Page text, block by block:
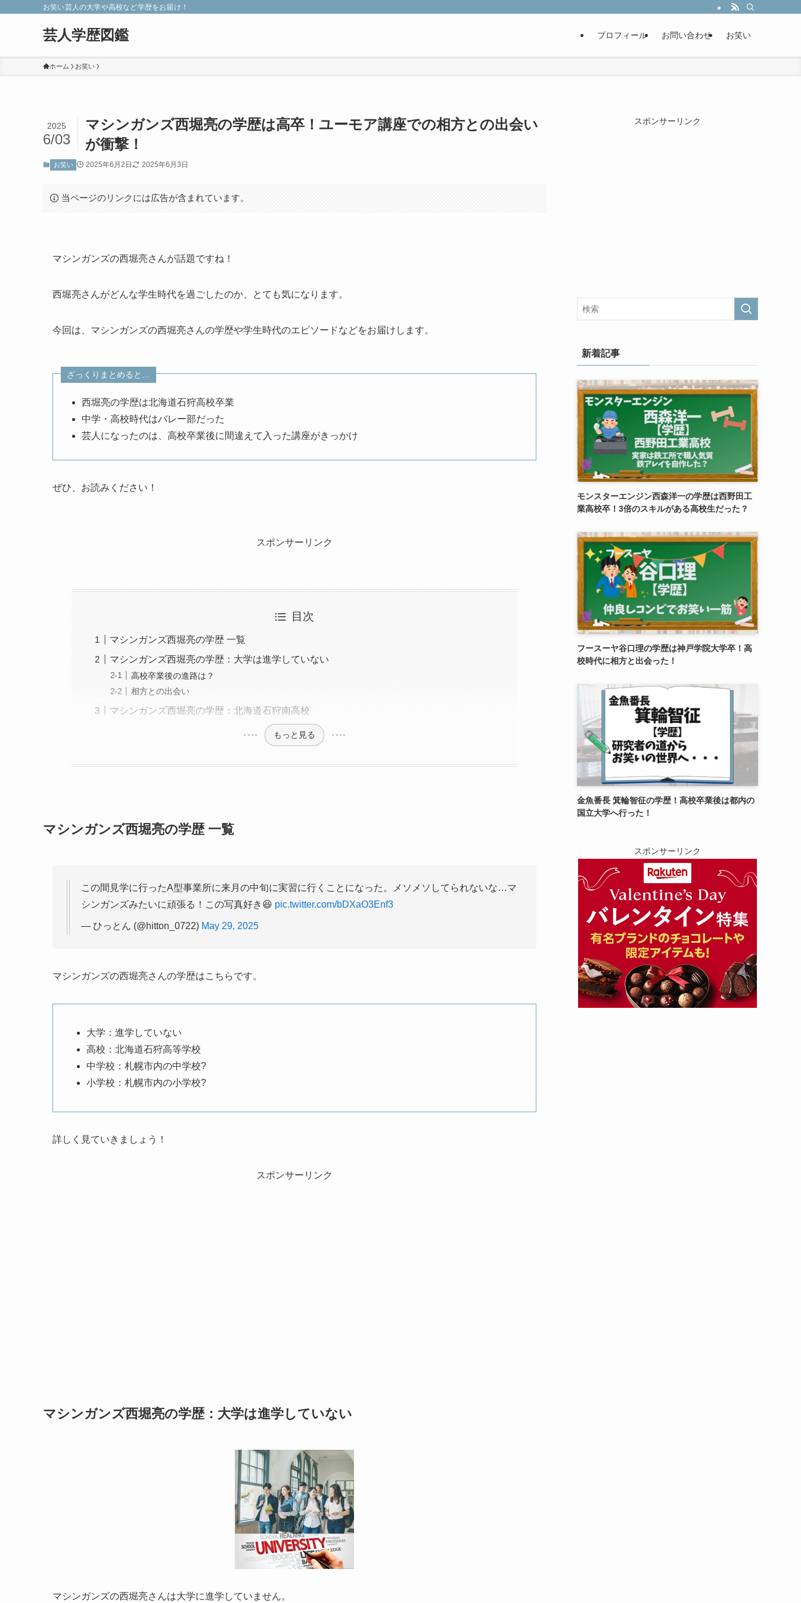
お笑い芸人の大学や高校など学歴をお届け！
芸人学歴図鑑 プロフィール お問い合わせ お笑い
ホーム お笑い
マシンガンズ西堀亮の学歴は高卒！ユーモア講座での相方との出会い
が衝撃！
2025
6/03
お笑い 2025年6月2日 2025年6月3日
当ページのリンクには広告が含まれています。
マシンガンズの西堀亮さんが話題ですね！
西堀亮さんがどんな学生時代を過ごしたのか、とても気になります。
今回は、マシンガンズの西堀亮さんの学歴や学生時代のエピソードなどをお届けします。
ざっくりまとめると…
西堀亮の学歴は北海道石狩高校卒業
中学・高校時代はバレー部だった
芸人になったのは、高校卒業後に間違えて入った講座がきっかけ
ぜひ、お読みください！
スポンサーリンク
目次
マシンガンズ西堀亮の学歴 一覧
マシンガンズ西堀亮の学歴：大学は進学していない
高校卒業後の進路は？
相方との出会い
マシンガンズ西堀亮の学歴：北海道石狩南高校
もっと見る
マシンガンズ西堀亮の学歴 一覧
この間見学に行ったA型事業所に来月の中旬に実習に行くことになった。メソメソしてられないな…マ
シンガンズみたいに頑張る！この写真好き😆 pic.twitter.com/bDXaO3Enf3
— ひっとん (@hitton_0722) May 29, 2025
マシンガンズの西堀亮さんの学歴はこちらです。
大学：進学していない
高校：北海道石狩高等学校
中学校：札幌市内の中学校?
小学校：札幌市内の小学校?
詳しく見ていきましょう！
スポンサーリンク
マシンガンズ西堀亮の学歴：大学は進学していない
マシンガンズの西堀亮さんは大学に進学していません。
スポンサーリンク
新着記事
モンスターエンジン西森洋一の学歴は西野田工
業高校卒！3倍のスキルがある高校生だった？
フースーヤ谷口理の学歴は神戸学院大学卒！高
校時代に相方と出会った！
金魚番長 箕輪智征の学歴！高校卒業後は都内の
国立大学へ行った！
スポンサーリンク